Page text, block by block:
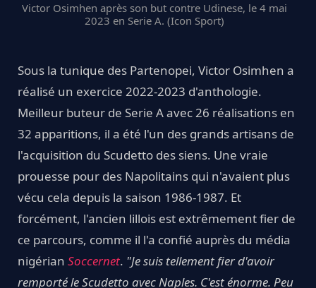
Victor Osimhen après son but contre Udinese, le 4 mai
2023 en Serie A. (Icon Sport)
Sous la tunique des Partenopei, Victor Osimhen a
réalisé un exercice 2022-2023 d'anthologie.
Meilleur buteur de Serie A avec 26 réalisations en
32 apparitions, il a été l'un des grands artisans de
l'acquisition du Scudetto des siens. Une vraie
prouesse pour des Napolitains qui n'avaient plus
vécu cela depuis la saison 1986-1987. Et
forcément, l'ancien lillois est extrêmement fier de
ce parcours, comme il l'a confié auprès du média
nigérian Soccernet. "Je suis tellement fier d'avoir
remporté le Scudetto avec Naples. C'est énorme. Peu